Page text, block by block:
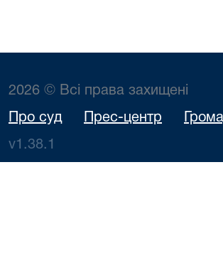
2026 © Всі права захищені
Про суд Прес-центр
v1.38.1